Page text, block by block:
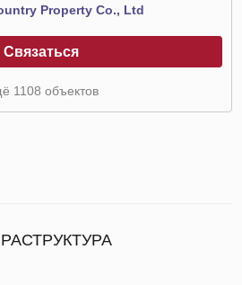
Property Co., Ltd
Связаться
1108 объектов